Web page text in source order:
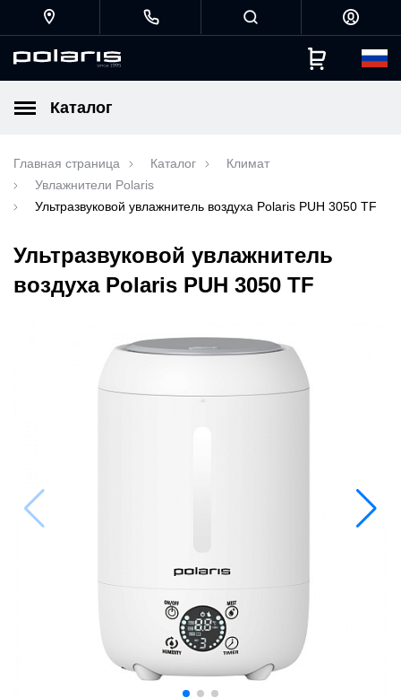
Каталог
Главная страница Каталог
Климат
Увлажнители Polaris
Ультразвуковой увлажнитель воздуха Polaris PUH 3050 TF
Ультразвуковой увлажнитель
воздуха Polaris PUH 3050 TF